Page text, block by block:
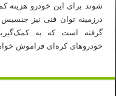
شوند برای این خودرو هزینه
گرفته است که به
خودروهای کره‌ای فراموش